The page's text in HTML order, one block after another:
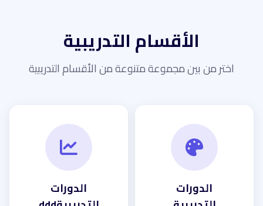
الأقسام التدريبية
اختر من بين مجموعة متنوعة من الأقسام التدريبية
الدورات
الدورات